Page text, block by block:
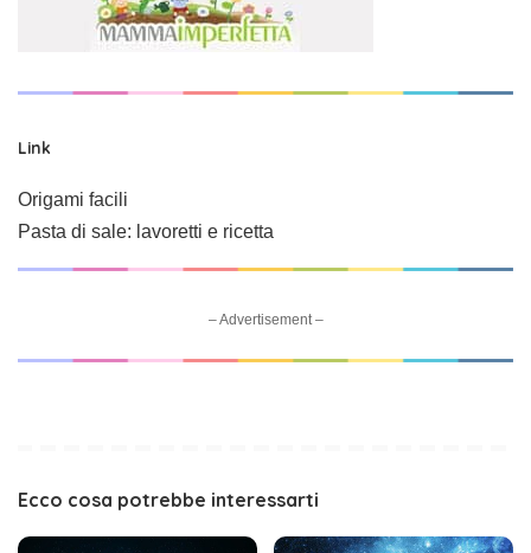
Link
Origami facili
Pasta di sale: lavoretti e ricetta
– Advertisement –
Ecco cosa potrebbe interessarti